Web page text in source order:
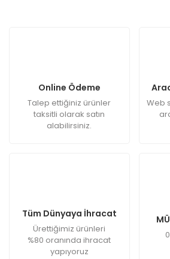
Online Ödeme
Talep ettiğiniz ürünler
taksitli olarak satın
alabilirsiniz.
Web
Tüm Dünyaya İhracat
Ürettiğimiz ürünleri
%80 oranında ihracat
yapıyoruz